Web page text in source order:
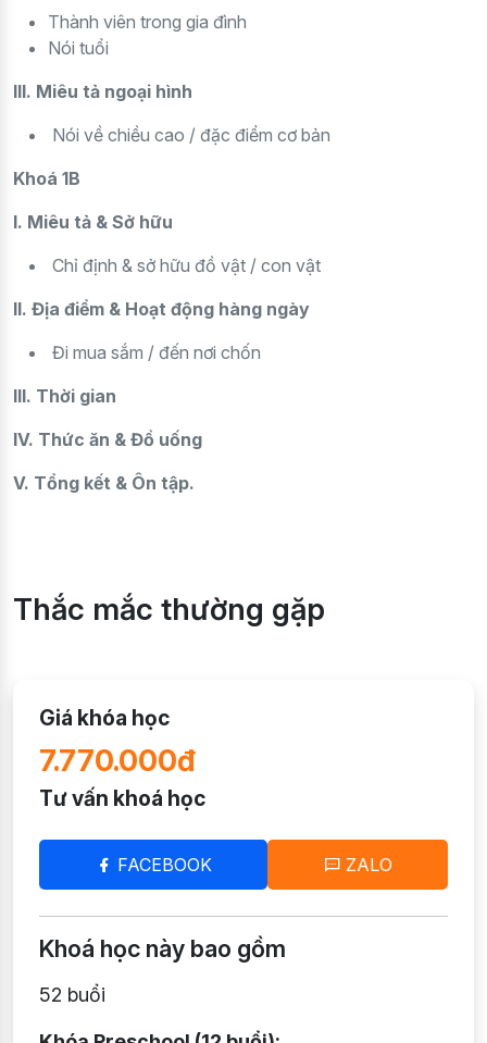
Thành viên trong gia đình
Nói tuổi
III. Miêu tả ngoại hình
Nói về chiều cao / đặc điểm cơ bản
Khoá 1B
I. Miêu tả & Sở hữu
Chỉ định & sở hữu đồ vật / con vật
II. Địa điểm & Hoạt động hàng ngày
Đi mua sắm / đến nơi chốn
III. Thời gian
IV. Thức ăn & Đồ uống
V. Tổng kết & Ôn tập.
Thắc mắc thường gặp
Giá khóa học
7.770.000đ
Tư vấn khoá học
FACEBOOK ZALO
Khoá học này bao gồm
52 buổi